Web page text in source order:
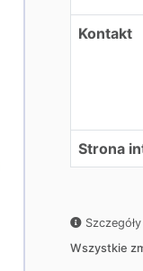
Kontakt
Strona
Wszystkie